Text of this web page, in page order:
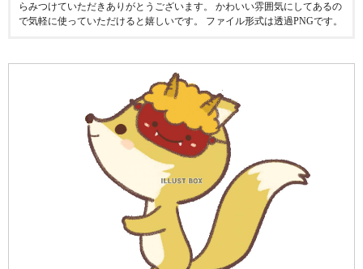
らみつけていただきありがとうございます。 かわいい雰囲気にしてあるの
で気軽に使っていただけると嬉しいです。 ファイル形式は透過PNGです。